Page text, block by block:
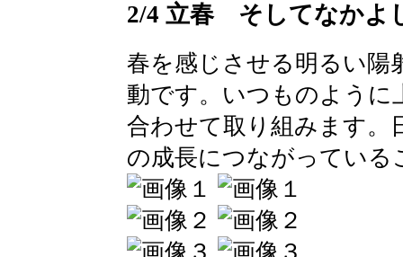
2/4 立春 そしてなかよ
春を感じさせる明るい陽
動です。いつものように
合わせて取り組みます。
の成長につながっている